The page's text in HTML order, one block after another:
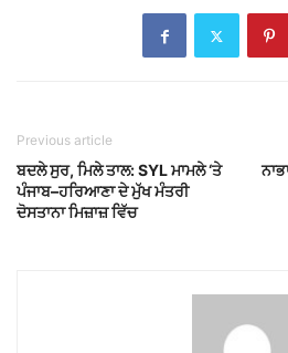
Previous article
ਬਦਲੇ ਸੁਰ, ਮਿਲੇ ਤਾਲ: SYL ਮਾਮਲੇ ‘ਤੇ
ਪੰਜਾਬ–ਹਰਿਆਣਾ ਦੇ ਮੁੱਖ ਮੰਤਰੀ
ਦੋਸਤਾਨਾ ਮਿਜ਼ਾਜ਼ ਵਿੱਚ